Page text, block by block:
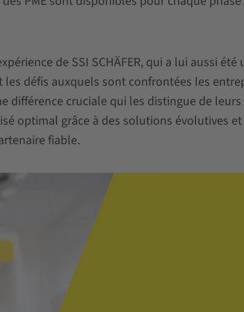
de SSI SCHÄFER, qui a lui aussi été
défis auxquels sont confrontées les
différence cruciale qui les distingue de leurs
optimal grâce à des solutions évolutives et
fiable.